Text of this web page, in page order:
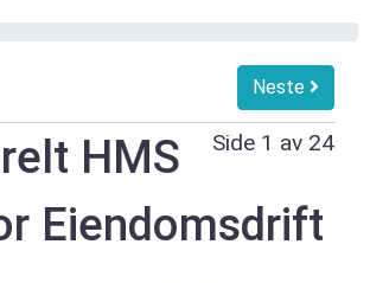
Neste
Side 1 av 24
HMS
Eiendomsdrift